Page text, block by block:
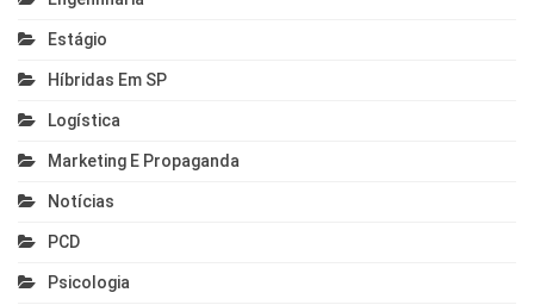
Estágio
Híbridas Em SP
Logística
Marketing E Propaganda
Notícias
PCD
Psicologia